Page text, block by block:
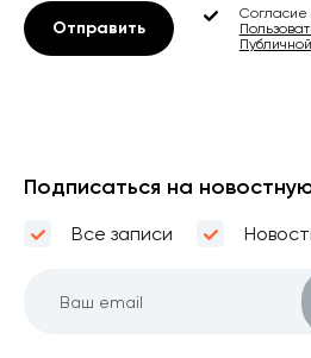
Отправить
Согласие
Подписаться на
Все записи